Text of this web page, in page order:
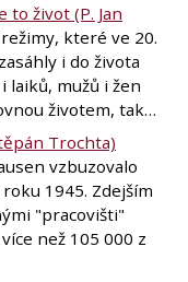
život (P. Jan
které ve 20.
i do života
laiků, mužů i žen
životem, tak…
Trochta)
vzbuzovalo
1945. Zdejším
"pracovišti"
než 105 000 z